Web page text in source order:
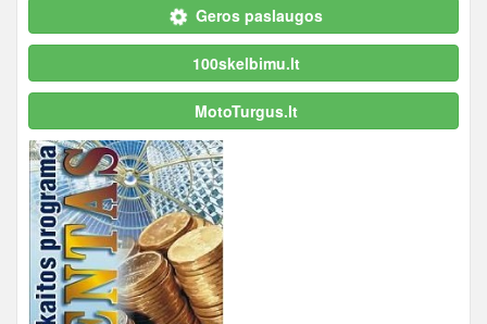
Geros paslaugos
100skelbimu.lt
MotoTurgus.lt